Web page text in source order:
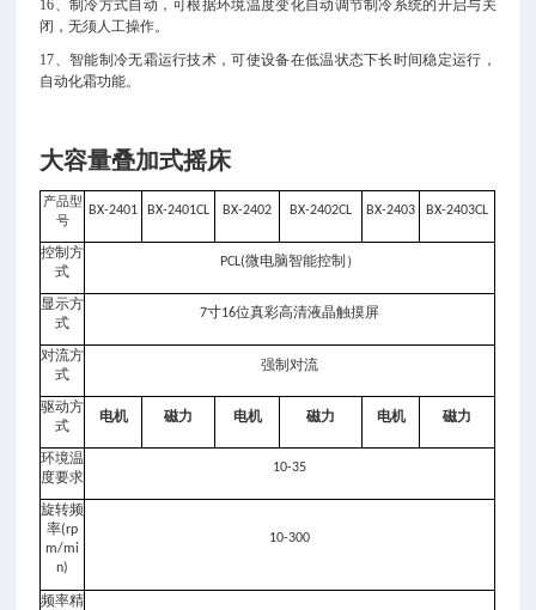
16、制冷方式自动，可根据环境温度变化自动调节制冷系统的开启与关
闭，无须人工操作。
17、智能制冷无霜运行技术，可使设备在低温状态下长时间稳定运行，
自动化霜功能。
大容量叠加式摇床
产品型
号
BX-2401 BX-2401CL BX-2402 BX-2402CL BX-2403 BX-2403CL
控制方
式
PCL(微电脑智能控制）
显示方
式
7寸16位真彩高清液晶触摸屏
对流方
式
强制对流
驱动方
式
电机 磁力 电机 磁力 电机 磁力
环境温
度要求
10-35
旋转频
率(rp
m/mi
n)
10-300
频率精